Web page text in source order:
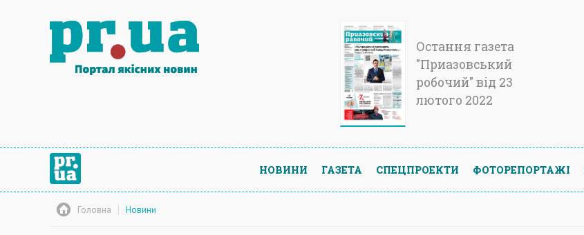
Остання газета
"Приазовський
робочий" від 23
лютого 2022
НОВИНИ ГАЗЕТА СПЕЦПРОЕКТИ ФОТОРЕПОРТАЖІ
Головна Новини